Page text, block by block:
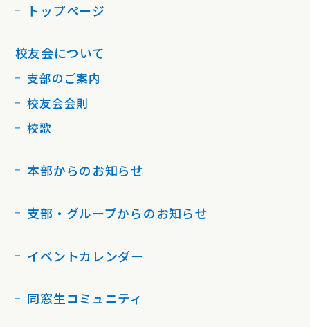
トップページ
校友会について
支部のご案内
校友会会則
校歌
本部からのお知らせ
支部・グループからのお知らせ
イベントカレンダー
同窓生コミュニティ